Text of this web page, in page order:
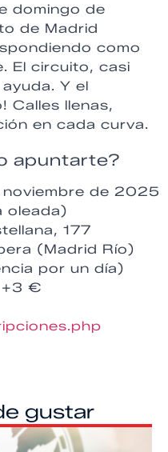
domingo de
de Madrid
como
El circuito, casi
Y el
Calles llenas,
en cada curva.
apuntarte?
de 2025
oleada)
177
(Madrid Río)
por un día)
+3 €
gustar